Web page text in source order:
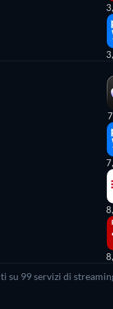
su 99 servizi di